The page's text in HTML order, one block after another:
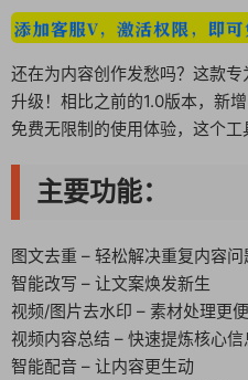
还在为内容创作发愁吗？这款
升级！相比之前的1.0版本，新
免费无限制的使用体验，这个工
主要功能：
图文去重 – 轻松解决重复内容问
智能改写 – 让文案焕发新生
视频/图片去水印 – 素材处理更
视频内容总结 – 快速提炼核心信
智能配音 – 让内容更生动